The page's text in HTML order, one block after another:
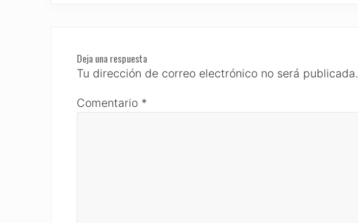
Interactions
Deja una respuesta
Tu dirección de correo electrónico no será publicada.
Comentario *